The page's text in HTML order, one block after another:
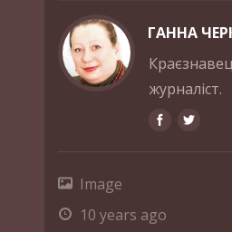
ГАННА
журналіст.
Image
10 years ago